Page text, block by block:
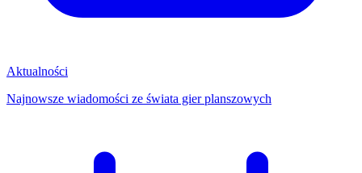
Aktualności
Najnowsze wiadomości ze świata gier planszowych